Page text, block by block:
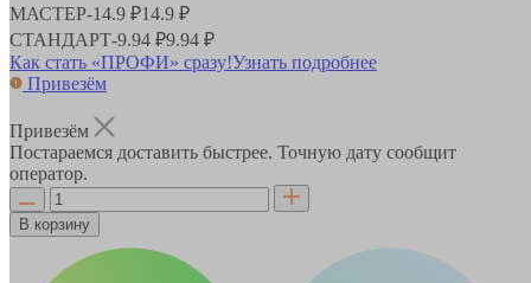
МАСТЕР-14.9 ₽14.9 ₽
СТАНДАРТ-9.94 ₽9.94 ₽
Как стать «ПРОФИ» сразу!Узнать подробнее
Привезём
Привезём
Постараемся доставить быстрее. Точную дату сообщит
оператор.
В корзину